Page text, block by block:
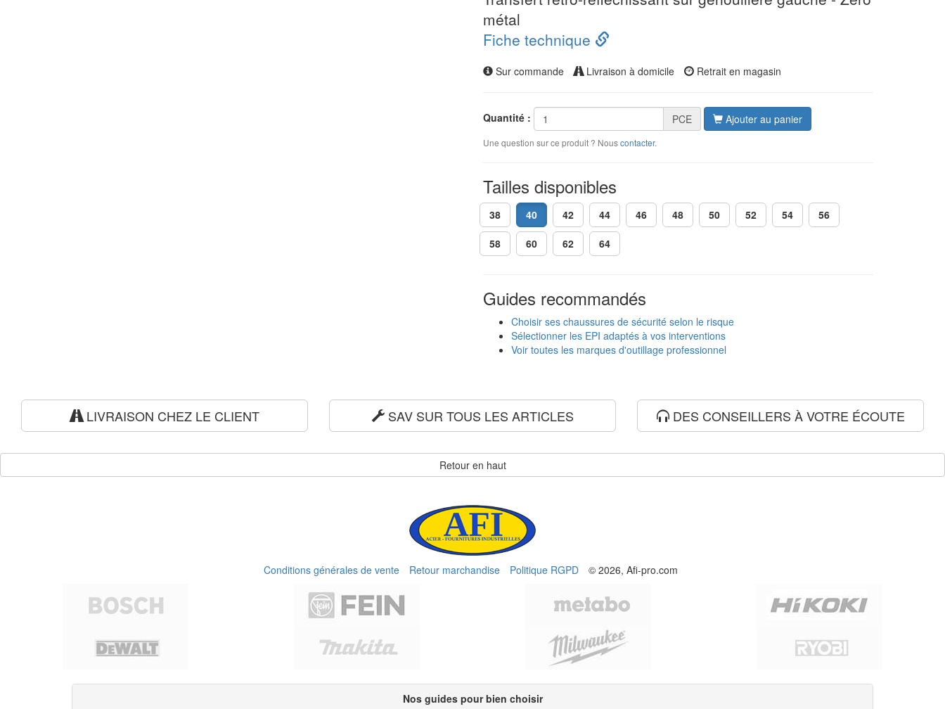
métal
Fiche technique
Sur commande Livraison à domicile Retrait en magasin
Quantité : PCE Ajouter au panier
Une question sur ce produit ? Nouscontacter.
Tailles disponibles
38 40 42 44 46 48 50 52 54 56
58 60 62 64
Guides recommandés
Choisir ses chaussures de sécurité selon le risque
Sélectionner les EPI adaptés à vos interventions
Voir toutes les marques d'outillage professionnel
LIVRAISON CHEZ LE CLIENT SAV SUR TOUS LES ARTICLES DES CONSEILLERS À VOTRE ÉCOUTE
Retour en haut
Conditions générales de vente Retour marchandise Politique RGPD © 2026, Afi-pro.com
Nos guides pour bien choisir